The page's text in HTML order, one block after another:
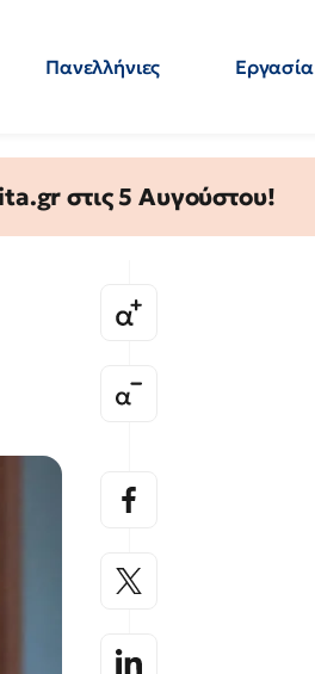
Πανελλήνιες Εργασία
στις 5 Αυγούστου!